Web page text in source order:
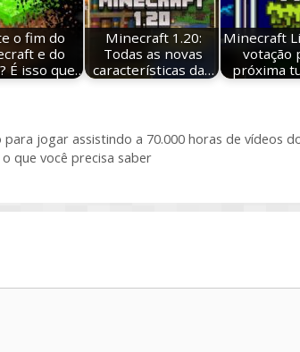
o fim do
e do
É isso que…
Minecraft 1.20:
Todas as novas
características da…
Minecraft
votação
próxima
jogar assistindo a 70.000 horas de vídeos
que você precisa saber